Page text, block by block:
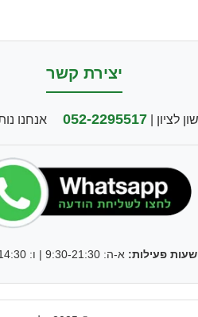
יצירת קשר
052-2295517 אנחנו
שעות פעילות: א-ה: 9:30-21:30 | ו: 9:30-14:30